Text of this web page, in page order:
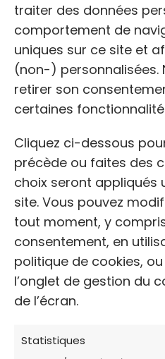
traiter des données
comportement de
uniques sur ce site et
(non-) personnalisées.
retirer son
certaines
Cliquez ci-dessous
précède ou faites des
choix seront appliqués
site. Vous pouvez
tout moment, y
consentement, en
politique de cookies,
l’onglet de gestion du
de l’écran.
Statistiques
2. L'Association
Bois de
E-MAIL:
Services offerts:
✓ Prise en charge et aide à
✓ Identification des
propriétaires en grande
✓ Accompagnement,